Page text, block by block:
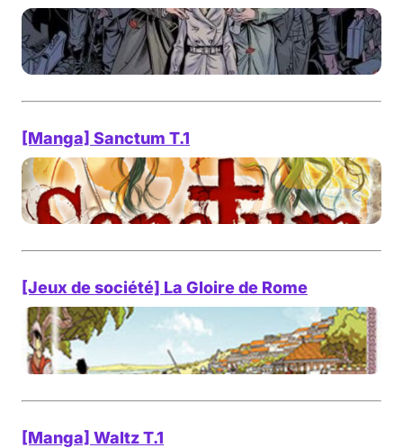
[Manga] Sanctum T.1
[Jeux de société] La Gloire de Rome
[Manga] Waltz T.1